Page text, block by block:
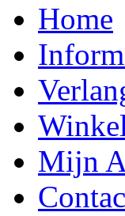
Home
Mijn